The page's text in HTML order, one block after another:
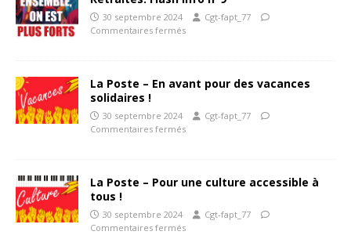
30 septembre 2024
Cgt-fapt_77
Commentaires fermés
La Poste – En avant pour des vacances
solidaires !
30 septembre 2024
Cgt-fapt_77
Commentaires fermés
La Poste – Pour une culture accessible à
tous !
30 septembre 2024
Cgt-fapt_77
Commentaires fermés